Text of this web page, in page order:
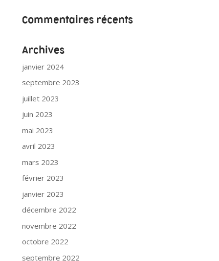
Commentaires récents
Archives
janvier 2024
septembre 2023
juillet 2023
juin 2023
mai 2023
avril 2023
mars 2023
février 2023
janvier 2023
décembre 2022
novembre 2022
octobre 2022
septembre 2022